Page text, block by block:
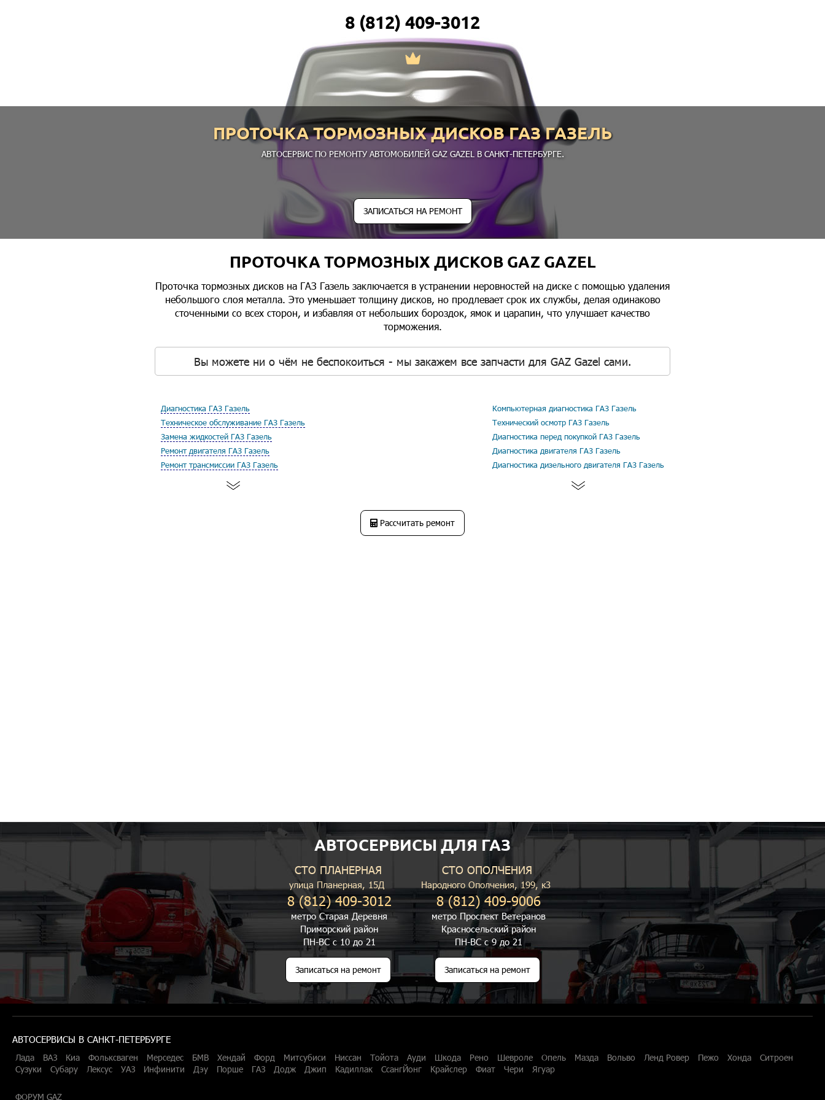
8 (812) 409-3012
ПРОТОЧКА ТОРМОЗНЫХ ДИСКОВ ГАЗ ГАЗЕЛЬ
АВТОСЕРВИС ПО РЕМОНТУ АВТОМОБИЛЕЙ GAZ GAZEL В САНКТ-ПЕТЕРБУРГЕ.
ЗАПИСАТЬСЯ НА РЕМОНТ
ПРОТОЧКА ТОРМОЗНЫХ ДИСКОВ GAZ GAZEL
Проточка тормозных дисков на ГАЗ Газель заключается в устранении неровностей на диске с помощью удаления
небольшого слоя металла. Это уменьшает толщину дисков, но продлевает срок их службы, делая одинаково
сточенными со всех сторон, и избавляя от небольших бороздок, ямок и царапин, что улучшает качество
торможения.
Вы можете ни о чём не беспокоиться - мы закажем все запчасти для GAZ Gazel сами.
Диагностика ГАЗ Газель
Техническое обслуживание ГАЗ Газель
Замена жидкостей ГАЗ Газель
Ремонт двигателя ГАЗ Газель
Ремонт трансмиссии ГАЗ Газель
Компьютерная диагностика ГАЗ Газель
Технический осмотр ГАЗ Газель
Диагностика перед покупкой ГАЗ Газель
Диагностика двигателя ГАЗ Газель
Диагностика дизельного двигателя ГАЗ Газель
Рассчитать ремонт
АВТОСЕРВИСЫ ДЛЯ ГАЗ
СТО ПЛАНЕРНАЯ
улица Планерная, 15Д
8 (812) 409-3012
метро Старая Деревня
Приморский район
ПН-ВС с 10 до 21
Записаться на ремонт
СТО ОПОЛЧЕНИЯ
Народного Ополчения, 199, к3
8 (812) 409-9006
метро Проспект Ветеранов
Красносельский район
ПН-ВС с 9 до 21
Записаться на ремонт
АВТОСЕРВИСЫ В САНКТ-ПЕТЕРБУРГЕ
Лада ВАЗ Киа Фольксваген Мерседес БМВ Хендай Форд Митсубиси Ниссан Тойота Ауди Шкода Рено Шевроле Опель Мазда Вольво Ленд Ровер Пежо Хонда
Ситроен
Сузуки
Субару Лексус УАЗ Инфинити Дэу Порше ГАЗ Додж Джип Кадиллак СсангЙонг Крайслер Фиат Чери Ягуар
ФОРУМ GAZ